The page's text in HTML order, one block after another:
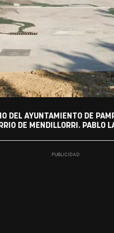
DEL AYUNTAMIENTO DE
DE MENDILLORRI. PABLO